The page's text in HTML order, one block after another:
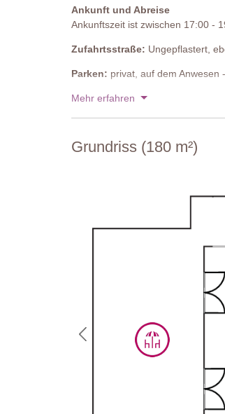
Ankunft und Abreise
Ankunftszeit ist zwischen 17:00 -
Zufahrtsstraße: Ungepflastert,
Parken: privat, auf dem Anwesen
Nationaler ID-Code:
Mehr erfahren
Grundriss (180 m²)